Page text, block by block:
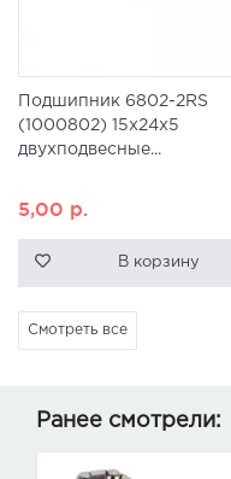
Подшипник 6802-2RS
(1000802) 15x24x5
двухподвесные...
5,00 р.
В корзину
Смотреть все
Ранее смотрели: